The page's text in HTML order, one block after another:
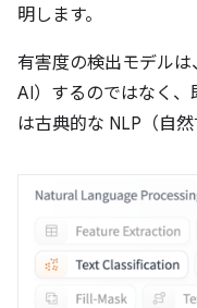
明します。
有害度の検出モデル
AI）するのではなく
は古典的な NLP（自然